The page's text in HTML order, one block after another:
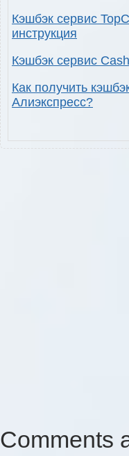
Кэшбэк сервис
инструкция
Кэшбэк сервис
Как получить
Алиэкспресс?
Comments